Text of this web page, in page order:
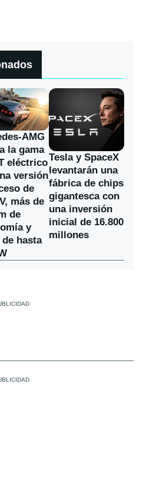
AMG
la gama
eléctrico
versión
de
más de
de
y
hasta
Tesla y SpaceX
levantarán una
fábrica de chips
gigantesca con
una inversión
inicial de 16.800
millones